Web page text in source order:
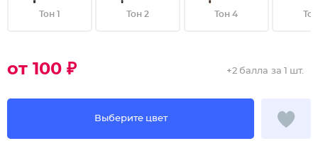
Тон 1 Тон 2 Тон 4
от 100 ₽
Выберите цвет
+2 балла за 1 шт.